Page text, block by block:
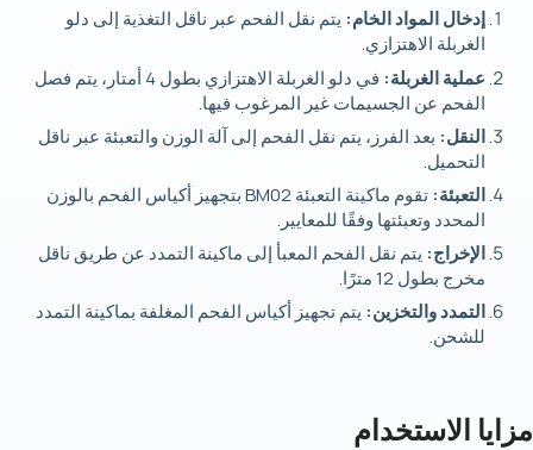
إدخال المواد الخام: يتم نقل الفحم عبر ناقل التغذية إلى دلو
الغربلة الاهتزازي.
عملية الغربلة:
في دلو الغربلة الاهتزازي بطول 4 أمتار، يتم فصل
الفحم عن الجسيمات غير المرغوب فيها.
النقل: بعد الفرز، يتم نقل الفحم إلى آلة الوزن والتعبئة عبر ناقل
التحميل.
التعبئة:
تقوم ماكينة التعبئة BM02 بتجهيز أكياس الفحم بالوزن
المحدد وتعبئتها وفقًا للمعايير.
الإخراج: يتم نقل الفحم المعبأ إلى ماكينة التمدد عن طريق ناقل
مخرج بطول 12 مترًا.
التمدد والتخزين: يتم تجهيز أكياس الفحم المغلفة بماكينة التمدد
للشحن.
مزايا الاستخدام